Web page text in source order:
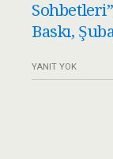
Baskı,
YANIT YOK